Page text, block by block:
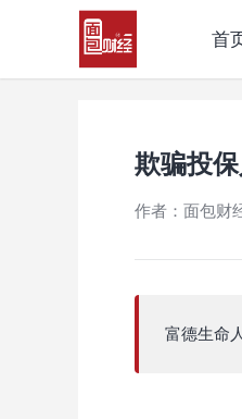
首
欺骗投
作者：面包财
富德生命